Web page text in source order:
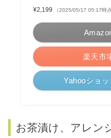
¥2,199 （2025/05/17 05:17時
楽天市
Yahooショ
お茶漬け、アレン